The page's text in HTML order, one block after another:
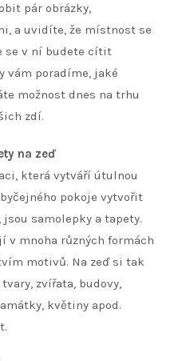
pár obrázky,
a uvidíte, že místnost se
se v ní budete cítit
vám poradíme, jaké
možnost dnes na trhu
zdí.
na zeď
která vytváří útulnou
pokoje vytvořit
samolepky a tapety.
v mnoha různých formách
motivů. Na zeď si tak
zvířata, budovy,
květiny apod.